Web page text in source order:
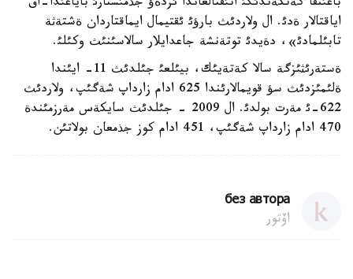
باعئتقا كةتكةندئگئ انئقتالعاندا ئزدةؤ جذمئستارئ باياعئدا-اق
اياقتالار ةدئ. ال ولاردئث بارؤئ ئقتيمال ايماقتاردان ةشتةثة
تابئلمادئ»، دةيدئ توتةنشة جاعدايلار سالاسئنئث وكئلئ.
ةستةرئثئزگة سالا كةتةيئك، بيئلعئ جئلدئث 11- ايئندا
ةلئمئزدئث سؤ قويمالارئندا 625 ادام زارداپ شةگئپ، ولاردئث
622-ئ مةرت بولدئ. ال 2009 - جئلدئث سايكةس مةرزمئندة
470 ادام زارداپ شةگئپ، 451 ادام كوز جذمعان بولاتئن.
без автора
اۆتور